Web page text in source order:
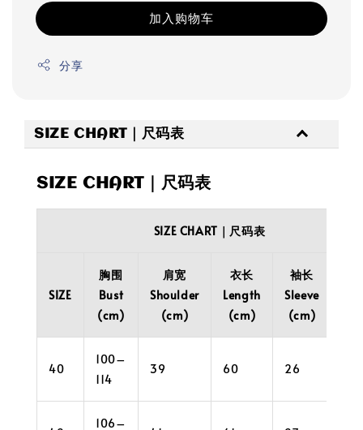
加入购物车
分享
SIZE CHART｜尺码表
SIZE CHART｜尺码表
SIZE CHART｜尺码表
SIZE
胸围
Bust
(cm)
肩宽
Shoulder
(cm)
衣长
Length
(cm)
袖长
Sleeve
(cm)
40
100–
114
39 60 26
106–